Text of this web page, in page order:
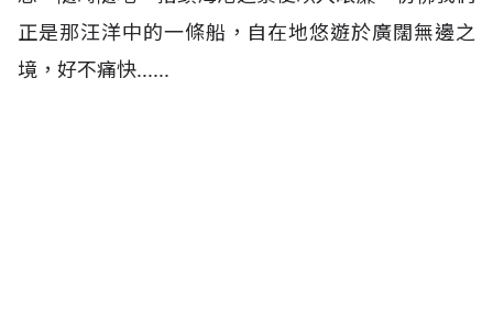
正是那汪洋中的一條船，自在地悠遊於廣闊無邊之
境，好不痛快......